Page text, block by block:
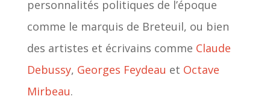
personnalités politiques de l’époque
comme le marquis de Breteuil, ou bien
des artistes et écrivains comme Claude
Debussy, Georges Feydeau et Octave
Mirbeau.